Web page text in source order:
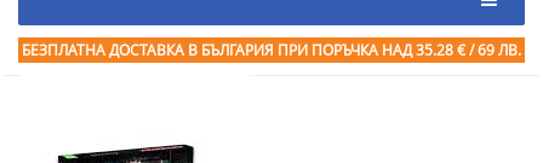
БЕЗПЛАТНА ДОСТАВКА В БЪЛГАРИЯ ПРИ ПОРЪЧКА НАД 35.28 € / 69 ЛВ.